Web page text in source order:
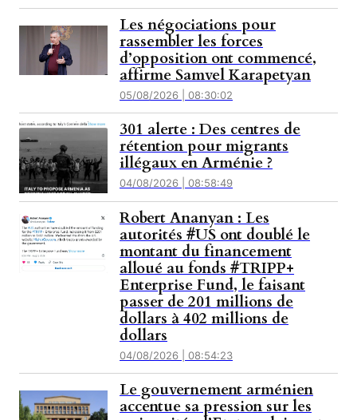
Les négociations pour
rassembler les forces
d’opposition ont commencé,
affirme Samvel Karapetyan
05/08/2026 | 08:30:02
301 alerte : Des centres de
rétention pour migrants
illégaux en Arménie ?
04/08/2026 | 08:58:49
Robert Ananyan : Les
autorités #US ont doublé le
montant du financement
alloué au fonds #TRIPP+
Enterprise Fund, le faisant
passer de 201 millions de
dollars à 402 millions de
dollars
04/08/2026 | 08:54:23
Le gouvernement arménien
accentue sa pression sur les